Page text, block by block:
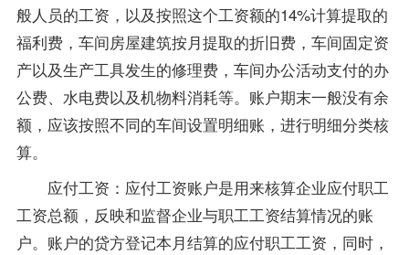
般人员的工资，以及按照这个工资额的14%计算提取的
福利费，车间房屋建筑按月提取的折旧费，车间固定资
产以及生产工具发生的修理费，车间办公活动支付的办
公费、水电费以及机物料消耗等。账户期末一般没有余
额，应该按照不同的车间设置明细账，进行明细分类核
算。
应付工资：应付工资账户是用来核算企业应付职工
工资总额，反映和监督企业与职工工资结算情况的账
户。账户的贷方登记本月结算的应付职工工资，同时，